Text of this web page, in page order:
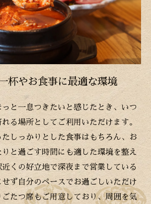
杯やお食事に最適な環境
と一息つきたいと感じたとき、いつ
る場所としてご利用いただけます。
しっかりとした食事はもちろん、お
と過ごす時間にも適した環境を整え
くの好立地で深夜まで営業している
ず自分のペースでお過ごしいただけ
たつ席もご用意しており、周囲を気